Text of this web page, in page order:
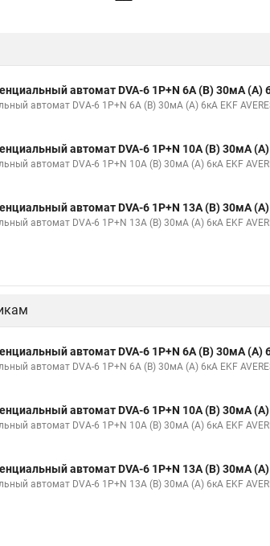
автомат DVA-6 1P+N 6А (B) 30мА (A)
автомат DVA-6 1P+N 6А (B) 30мА (A) 6кА EKF
автомат DVA-6 1P+N 10А (B) 30мА
автомат DVA-6 1P+N 10А (B) 30мА (A) 6кА EKF
автомат DVA-6 1P+N 13А (B) 30мА
автомат DVA-6 1P+N 13А (B) 30мА (A) 6кА EKF
автомат DVA-6 1P+N 6А (B) 30мА (A)
автомат DVA-6 1P+N 6А (B) 30мА (A) 6кА EKF
автомат DVA-6 1P+N 10А (B) 30мА
автомат DVA-6 1P+N 10А (B) 30мА (A) 6кА EKF
автомат DVA-6 1P+N 13А (B) 30мА
автомат DVA-6 1P+N 13А (B) 30мА (A) 6кА EKF